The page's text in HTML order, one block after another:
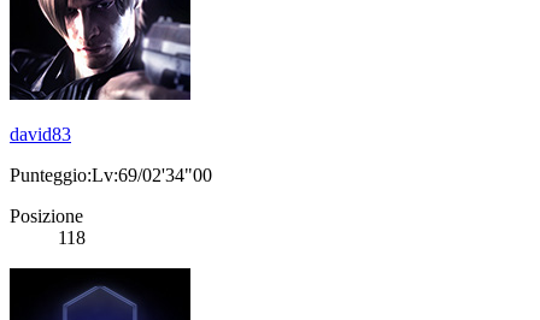
david83
Punteggio:Lv:69/02'34"00
Posizione
118